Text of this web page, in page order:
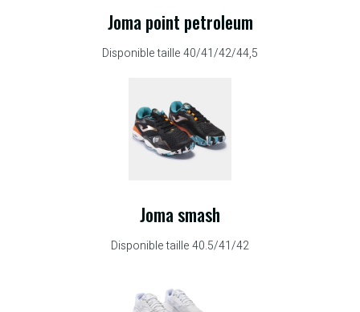
Joma point petroleum
Disponible taille 40/41/42/44,5
Joma smash
Disponible taille 40.5/41/42